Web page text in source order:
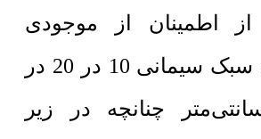
اطمینان از موجودی
بلوک سبک سیمانی 10 در 20 در
سانتی‌متر چنانچه در زیر